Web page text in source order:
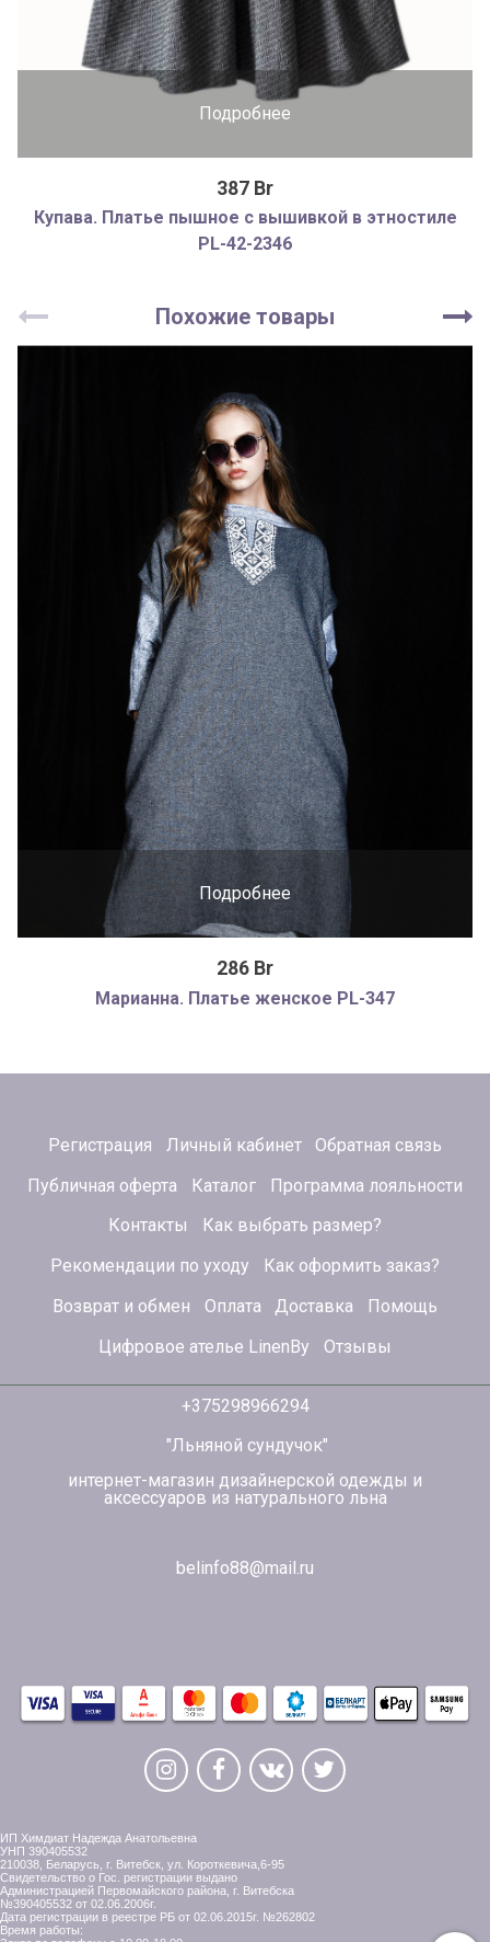
Подробнее
387 Br
Купава. Платье пышное с вышивкой в этностиле
PL-42-2346
Похожие товары
Подробнее
286 Br
Марианна. Платье женское PL-347
Регистрация Личный кабинет
Обратная связь
Публичная оферта
Каталог
Программа лояльности
Контакты
Как выбрать размер?
Рекомендации по уходу
Как оформить заказ?
Возврат и обмен
Оплата Доставка
Помощь
Цифровое ателье LinenBy
Отзывы
+375298966294
"Льняной сундучок"
интернет-магазин дизайнерской одежды и
аксессуаров из натурального льна
belinfo88@mail.ru
ИП Химдиат Надежда Анатольевна
УНП 390405532
210038, Беларусь, г. Витебск, ул. Короткевича,6-95
Свидетельство о Гос. регистрации выдано
Администрацией Первомайского района, г. Витебска
№390405532 от 02.06.2006г.
Дата регистрации в реестре РБ от 02.06.2015г. №262802
Время работы: